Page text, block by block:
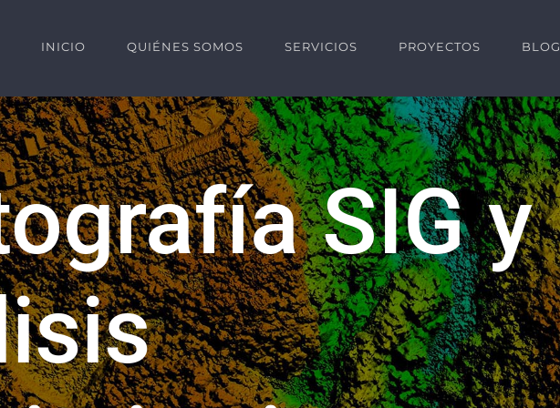
INICIO QUIÉNES SOMOS SERVICIOS PROYECTOS BLOG
SIG y